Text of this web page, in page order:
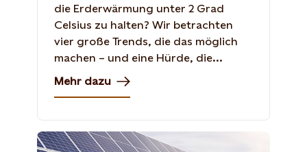
die Erderwärmung unter 2 Grad
Celsius zu halten? Wir betrachten
vier große Trends, die das möglich
machen – und eine Hürde, die...
Mehr dazu